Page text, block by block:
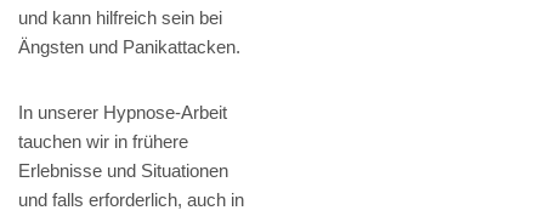
und kann hilfreich sein bei
Ängsten und Panikattacken.
In unserer Hypnose-Arbeit
tauchen wir in frühere
Erlebnisse und Situationen
und falls erforderlich, auch in